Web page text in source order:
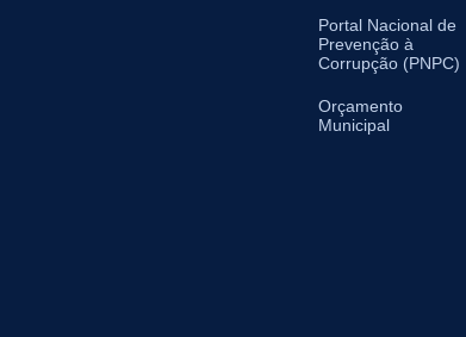
Portal Nacional de
Prevenção à
Corrupção (PNPC)
Orçamento
Municipal